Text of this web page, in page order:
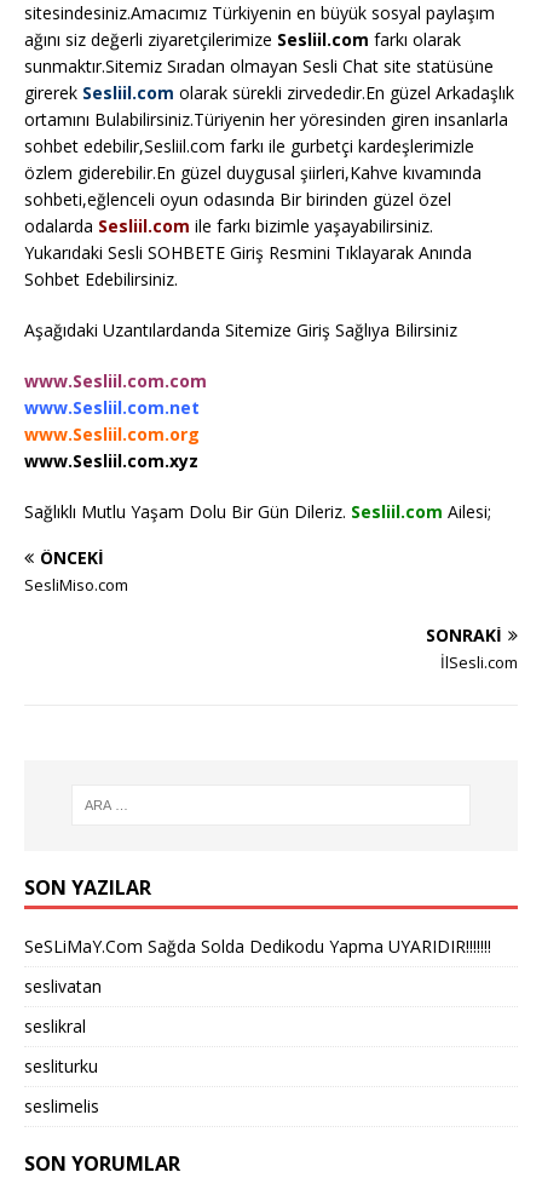
sitesindesiniz.Amacımız Türkiyenin en büyük sosyal paylaşım
ağını siz değerli ziyaretçilerimize Sesliil.com farkı olarak
sunmaktır.Sitemiz Sıradan olmayan Sesli Chat site statüsüne
girerek Sesliil.com olarak sürekli zirvededir.En güzel Arkadaşlık
ortamını Bulabilirsiniz.Türiyenin her yöresinden giren insanlarla
sohbet edebilir,Sesliil.com farkı ile gurbetçi kardeşlerimizle
özlem giderebilir.En güzel duygusal şiirleri,Kahve kıvamında
sohbeti,eğlenceli oyun odasında Bir birinden güzel özel
odalarda Sesliil.com ile farkı bizimle yaşayabilirsiniz.
Yukarıdaki Sesli SOHBETE Giriş Resmini Tıklayarak Anında
Sohbet Edebilirsiniz.
Aşağıdaki Uzantılardanda Sitemize Giriş Sağlıya Bilirsiniz
www.Sesliil.com.com
www.Sesliil.com.net
www.Sesliil.com.org
www.Sesliil.com.xyz
Sağlıklı Mutlu Yaşam Dolu Bir Gün Dileriz. Sesliil.com Ailesi;
ÖNCEKI
SesliMiso.com
SONRAKI
İlSesli.com
SON YAZILAR
SeSLiMaY.Com Sağda Solda Dedikodu Yapma UYARIDIR!!!!!!!
seslivatan
seslikral
sesliturku
seslimelis
SON YORUMLAR